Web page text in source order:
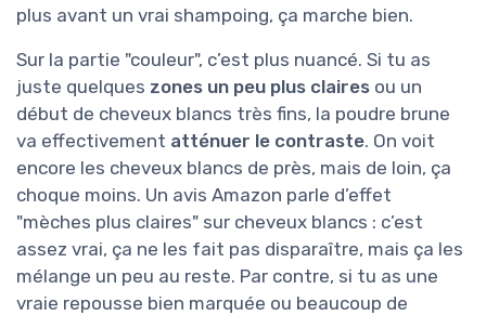
plus avant un vrai shampoing, ça marche bien.
Sur la partie "couleur", c’est plus nuancé. Si tu as
juste quelques zones un peu plus claires ou un
début de cheveux blancs très fins, la poudre brune
va effectivement atténuer le contraste. On voit
encore les cheveux blancs de près, mais de loin, ça
choque moins. Un avis Amazon parle d’effet
"mèches plus claires" sur cheveux blancs : c’est
assez vrai, ça ne les fait pas disparaître, mais ça les
mélange un peu au reste. Par contre, si tu as une
vraie repousse bien marquée ou beaucoup de